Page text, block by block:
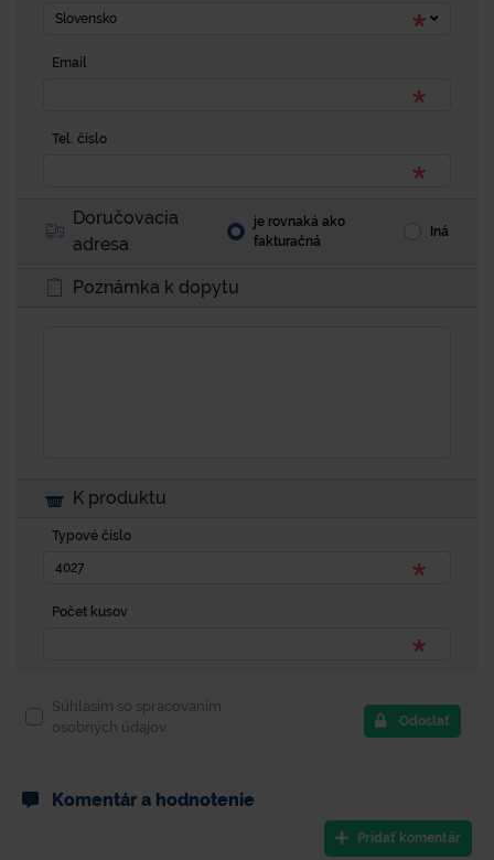
Slovensko
Email
Tel. číslo
Doručovacia
adresa
je rovnaká ako
fakturačná
Iná
Poznámka k dopytu
K produktu
Typové číslo
Počet kusov
Súhlasím so spracovaním
osobných údajov.
Odoslať
Komentár a hodnotenie
Pridať komentár